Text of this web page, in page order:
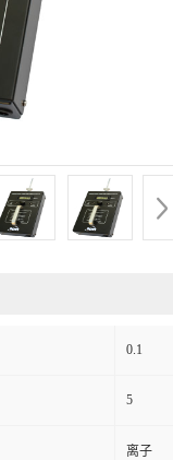
0.1
5
离子